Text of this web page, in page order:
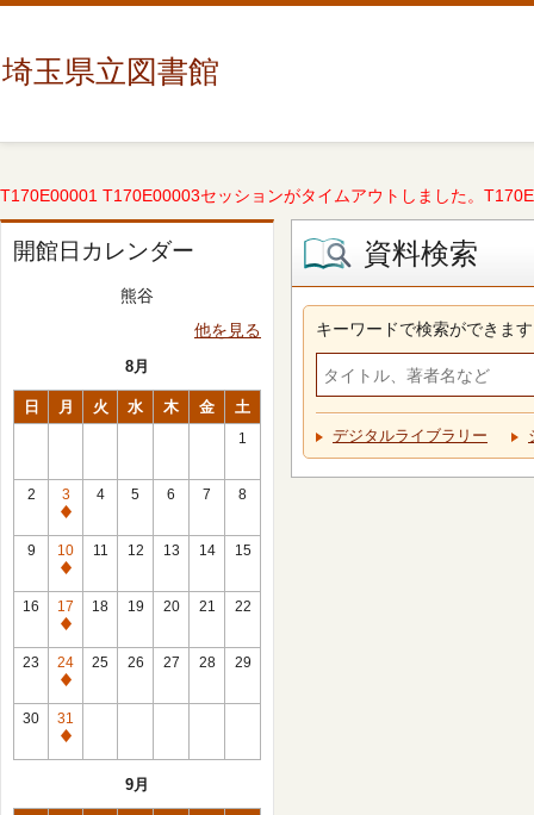
埼玉県立図書館
T170E00001 T170E00003セッションがタイムアウトしました。
開館日カレンダー
熊谷
他を見る
8月
日 月 火 水 木 金 土
1
2
3
休
館
日
4 5 6 7 8
9
10
休
館
日
11 12 13 14 15
16
17
休
館
日
18 19 20 21 22
23
24
休
館
日
25 26 27 28 29
30
31
休
9月
資料検索
キーワードで検索ができます
デジタルライブラリー